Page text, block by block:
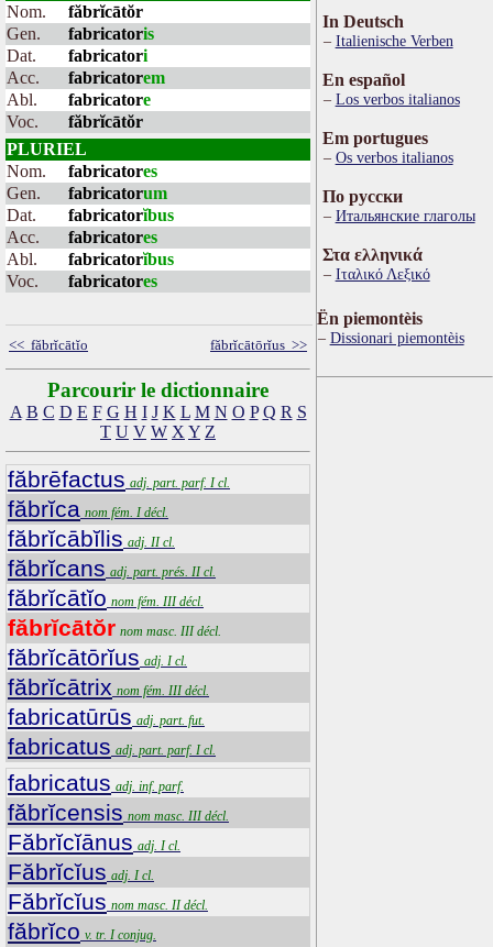
Nom.
făbrĭcātŏr
Gen.
fabricatoris
Dat.
fabricatori
Acc.
fabricatorem
Abl.
fabricatore
Voc.
făbrĭcātŏr
PLURIEL
Nom.
fabricatores
Gen.
fabricatorum
Dat.
fabricatorĭbus
Acc.
fabricatores
Abl.
fabricatorĭbus
Voc.
fabricatores
<< făbrĭcātĭo făbrĭcātōrĭus >>
Parcourir le dictionnaire
A B C D E F G H I J K L M N O P Q R S
T U V W X Y Z
făbrēfactus adj. part. parf. I cl.
făbrĭca nom fém. I décl.
făbrĭcābĭlis adj. II cl.
făbrĭcans adj. part. prés. II cl.
făbrĭcātĭo nom fém. III décl.
făbrĭcātŏr nom masc. III décl.
făbrĭcātōrĭus adj. I cl.
făbrĭcātrix nom fém. III décl.
fabricatūrūs adj. part. fut.
fabricatus adj. part. parf. I cl.
fabricatus adj. inf. parf.
făbrĭcensis nom masc. III décl.
Făbrĭcĭānus adj. I cl.
Făbrĭcĭus adj. I cl.
Făbrĭcĭus nom masc. II décl.
făbrĭco v. tr. I conjug.
In Deutsch
Italienische Verben
En español
Los verbos italianos
Em portugues
Os verbos italianos
По русски
Итальянские глаголы
Στα ελληνικά
Ιταλικό Λεξικό
Ën piemontèis
Dissionari piemontèis